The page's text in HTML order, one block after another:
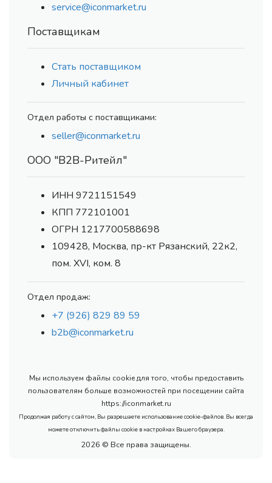
service@iconmarket.ru
Поставщикам
Стать поставщиком
Личный кабинет
Отдел работы с поставщиками:
seller@iconmarket.ru
ООО "В2В-Ритейл"
ИНН 9721151549
КПП 772101001
ОГРН 1217700588698
109428, Москва, пр-кт Рязанский, 22к2,
пом. XVI, ком. 8
Отдел продаж:
+7 (926) 829 89 59
b2b@iconmarket.ru
Мы используем файлы cookie для того, чтобы предоставить
пользователям больше возможностей при посещении сайта
https://iconmarket.ru
Продолжая работу с сайтом, Вы разрешаете использование cookie-файлов. Вы всегда
можете отключить файлы cookie в настройках Вашего браузера.
2026 © Все права защищены.